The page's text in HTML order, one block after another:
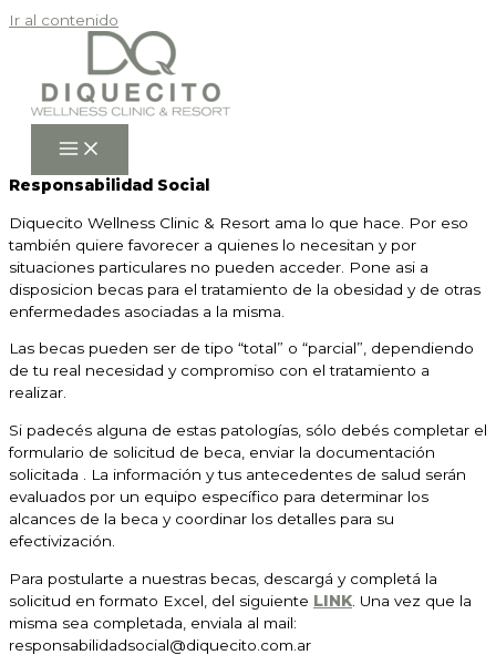
Ir al contenido
Responsabilidad Social
Diquecito Wellness Clinic & Resort ama lo que hace. Por eso
también quiere favorecer a quienes lo necesitan y por
situaciones particulares no pueden acceder. Pone asi a
disposicion becas para el tratamiento de la obesidad y de otras
enfermedades asociadas a la misma.
Las becas pueden ser de tipo “total” o “parcial”, dependiendo
de tu real necesidad y compromiso con el tratamiento a
realizar.
Si padecés alguna de estas patologías, sólo debés completar el
formulario de solicitud de beca, enviar la documentación
solicitada . La información y tus antecedentes de salud serán
evaluados por un equipo específico para determinar los
alcances de la beca y coordinar los detalles para su
efectivización.
Para postularte a nuestras becas, descargá y completá la
solicitud en formato Excel, del siguiente LINK . Una vez que la
misma sea completada, enviala al mail:
responsabilidadsocial@diquecito.com.ar